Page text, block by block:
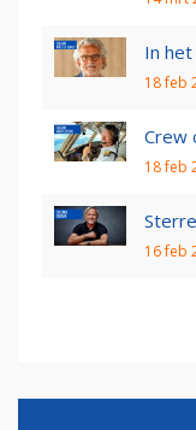
In het
18 feb
Crew
18 feb
16 feb